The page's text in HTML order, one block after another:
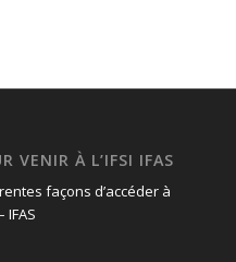
VENIR À L’IFSI IFAS
façons d’accéder à
IFAS